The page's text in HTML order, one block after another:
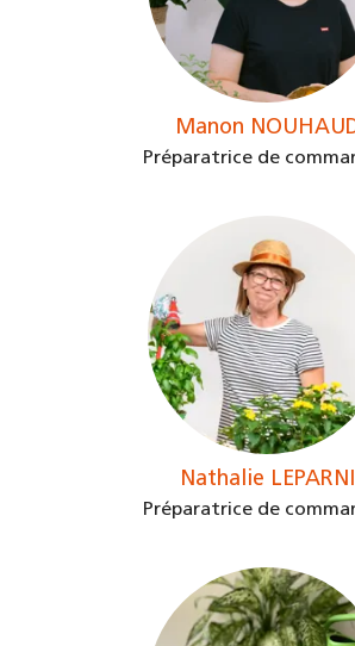
Manon
Préparatrice de
Nathalie LEPARNI
Préparatrice de